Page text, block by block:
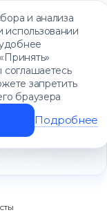
и анализа
использовании
соглашаетесь
запретить
браузера
Подробнее